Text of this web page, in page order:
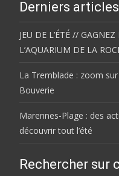
Derniers articles
JEU DE L’ÉTÉ //
L’AQUARIUM DE LA
La Tremblade : zoom
Bouverie
Marennes-Plage : des
découvrir tout l’été
Rechercher sur